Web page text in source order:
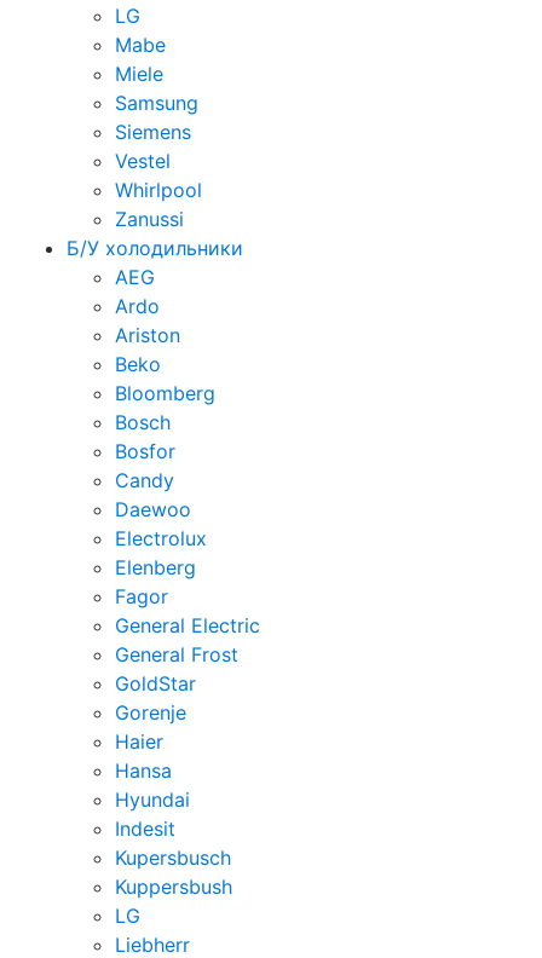
LG
Mabe
Miele
Samsung
Siemens
Vestel
Whirlpool
Zanussi
Б/У холодильники
AEG
Ardo
Ariston
Beko
Bloomberg
Bosch
Bosfor
Candy
Daewoo
Electrolux
Elenberg
Fagor
General Electric
General Frost
GoldStar
Gorenje
Haier
Hansa
Hyundai
Indesit
Kupersbusch
Kuppersbush
LG
Liebherr